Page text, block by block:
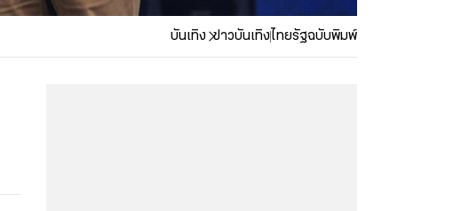
บันเทิง ข่าวบันเทิงไทยรัฐฉบับพิมพ์